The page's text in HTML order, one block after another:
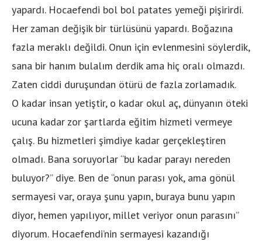
yapardı. Hocaefendi bol bol patates yemeği pişirirdi.
Her zaman değişik bir türlüsünü yapardı. Boğazına
fazla meraklı değildi. Onun için evlenmesini söylerdik,
sana bir hanım bulalım derdik ama hiç oralı olmazdı.
Zaten ciddi duruşundan ötürü de fazla zorlamadık.
O kadar insan yetiştir, o kadar okul aç, dünyanın öteki
ucuna kadar zor şartlarda eğitim hizmeti vermeye
çalış. Bu hizmetleri şimdiye kadar gerçekleştiren
olmadı. Bana soruyorlar “bu kadar parayı nereden
buluyor?” diye. Ben de “onun parası yok, ama gönül
sermayesi var, oraya şunu yapın, buraya bunu yapın
diyor, hemen yapılıyor, millet veriyor onun parasını”
diyorum. Hocaefendi’nin sermayesi kazandığı